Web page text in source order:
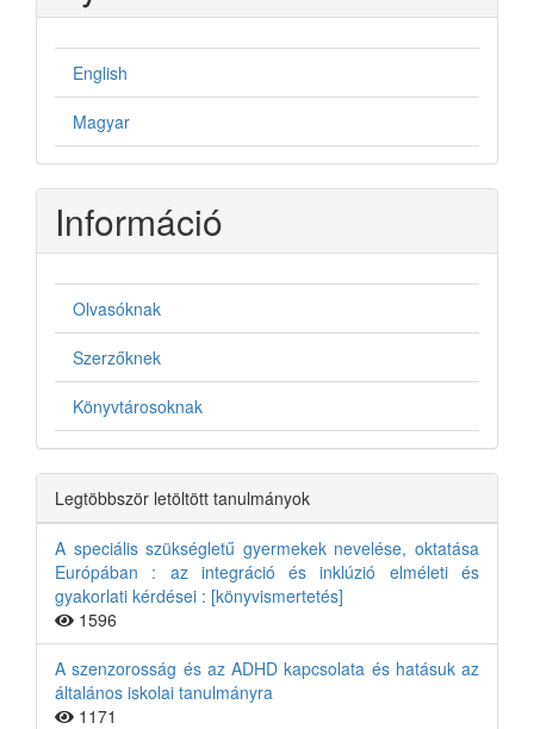
English
Magyar
Információ
Olvasóknak
Szerzőknek
Könyvtárosoknak
Legtöbbször letöltött tanulmányok
A speciális szükségletű gyermekek nevelése, oktatása
Európában : az integráció és inklúzió elméleti és
gyakorlati kérdései : [könyvismertetés]
1596
A szenzorosság és az ADHD kapcsolata és hatásuk az
általános iskolai tanulmányra
1171